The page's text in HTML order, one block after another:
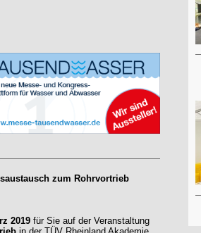
zum Rohrvortrieb
2019 für Sie auf der Veranstaltung